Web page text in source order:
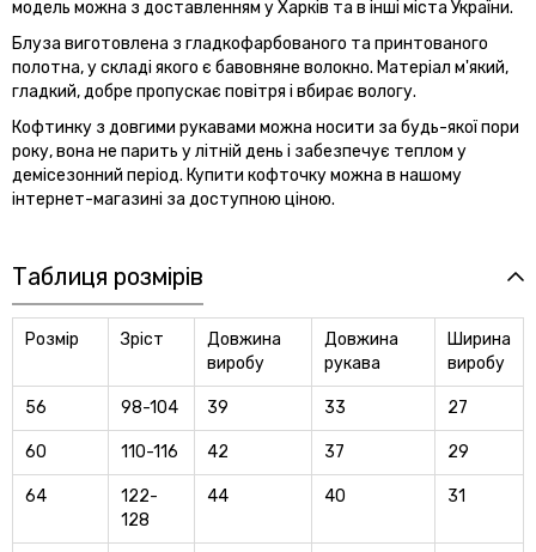
модель можна з доставленням у Харків та в інші міста України.
Блуза виготовлена ​​з гладкофарбованого та принтованого
полотна, у складі якого є бавовняне волокно. Матеріал м'який,
гладкий, добре пропускає повітря і вбирає вологу.
Кофтинку з довгими рукавами можна носити за будь-якої пори
року, вона не парить у літній день і забезпечує теплом у
демісезонний період. Купити кофточку можна в нашому
інтернет-магазині за доступною ціною.
Таблиця розмірів
Розмір Зріст
Довжина
виробу
Довжина
рукава
Ширина
виробу
56 98-104 39 33 27
60 110-116 42 37 29
64
122-
128
44 40 31